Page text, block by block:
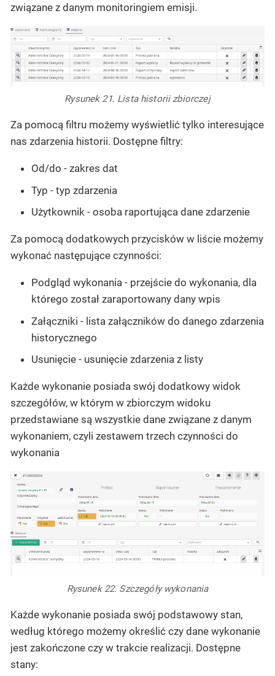
związane z danym monitoringiem emisji.
Rysunek 21. Lista historii zbiorczej
Za pomocą filtru możemy wyświetlić tylko interesujące
nas zdarzenia historii. Dostępne filtry:
Od/do - zakres dat
Typ - typ zdarzenia
Użytkownik - osoba raportująca dane zdarzenie
Za pomocą dodatkowych przycisków w liście możemy
wykonać następujące czynności:
Podgląd wykonania - przejście do wykonania, dla
którego został zaraportowany dany wpis
Załączniki - lista załączników do danego zdarzenia
historycznego
Usunięcie - usunięcie zdarzenia z listy
Każde wykonanie posiada swój dodatkowy widok
szczegółów, w którym w zbiorczym widoku
przedstawiane są wszystkie dane związane z danym
wykonaniem, czyli zestawem trzech czynności do
wykonania
Rysunek 22. Szczegóły wykonania
Każde wykonanie posiada swój podstawowy stan,
według którego możemy określić czy dane wykonanie
jest zakończone czy w trakcie realizacji. Dostępne
stany: